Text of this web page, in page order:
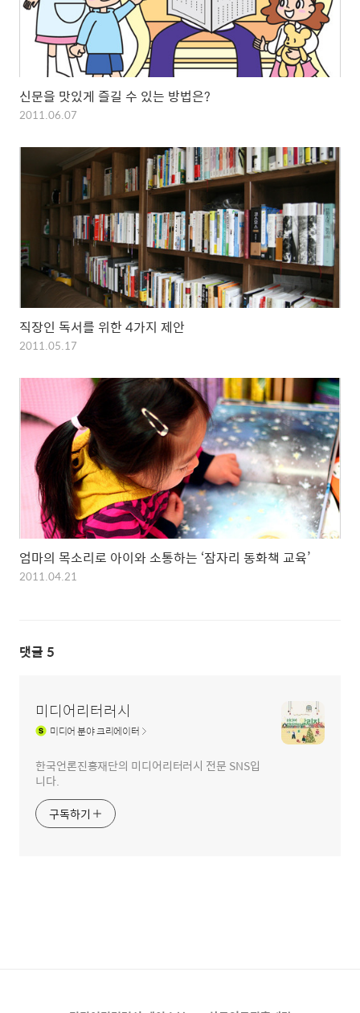
신문을 맛있게 즐길 수 있는 방법은?
2011.06.07
직장인 독서를 위한 4가지 제안
2011.05.17
엄마의 목소리로 아이와 소통하는 ‘잠자리 동화책 교육’
2011.04.21
댓글 5
미디어리터러시
미디어분야 크리에이터
한국언론진흥재단의 미디어리터러시 전문 SNS입
니다.
구독하기